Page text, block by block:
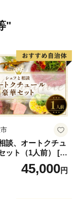
"
談、オートクチュ
ット（1人前） [04
45,000円